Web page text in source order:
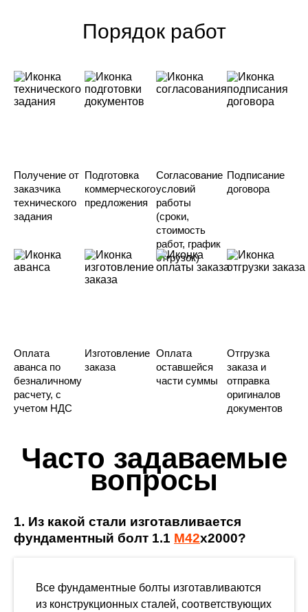
Порядок работ
Получение от
заказчика
технического
задания
Подготовка
коммерческого
предложения
Согласование
условий
работы
(сроки,
стоимость
работ, график
отгрузок)
Подписание
договора
Оплата
аванса по
безналичному
расчету, с
учетом НДС
Изготовление
заказа
Оплата
оставшейся
части суммы
Отгрузка
заказа и
отправка
оригиналов
документов
Часто задаваемые
вопросы
1. Из какой стали изготавливается
фундаментный болт 1.1 М42х2000?
Все фундаментные болты изготавливаются
из конструкционных сталей, соответствующих